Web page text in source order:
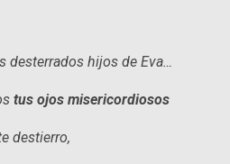
hijos de Eva…
tus ojos misericordiosos
destierro,